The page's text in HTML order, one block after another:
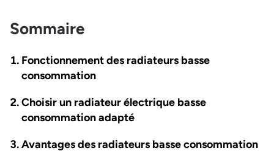
Sommaire
Fonctionnement des radiateurs basse
consommation
Choisir un radiateur électrique basse
consommation adapté
Avantages des radiateurs basse consommation